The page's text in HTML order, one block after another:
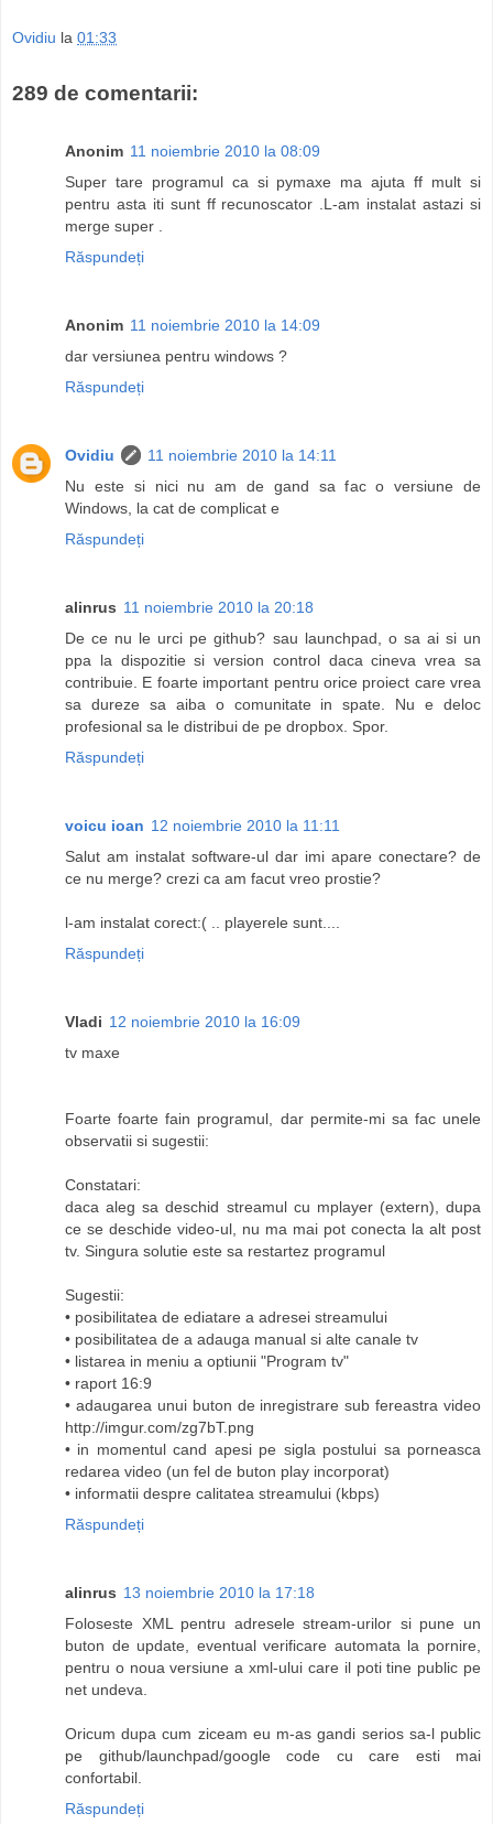
Ovidiu la 01:33
289 de comentarii:
Anonim 11 noiembrie 2010 la 08:09
Super tare programul ca si pymaxe ma ajuta ff mult si
pentru asta iti sunt ff recunoscator .L-am instalat astazi si
merge super .
Răspundeți
Anonim 11 noiembrie 2010 la 14:09
dar versiunea pentru windows ?
Răspundeți
Ovidiu
11 noiembrie 2010 la 14:11
Nu este si nici nu am de gand sa fac o versiune de
Windows, la cat de complicat e
Răspundeți
alinrus 11 noiembrie 2010 la 20:18
De ce nu le urci pe github? sau launchpad, o sa ai si un
ppa la dispozitie si version control daca cineva vrea sa
contribuie. E foarte important pentru orice proiect care vrea
sa dureze sa aiba o comunitate in spate. Nu e deloc
profesional sa le distribui de pe dropbox. Spor.
Răspundeți
voicu ioan 12 noiembrie 2010 la 11:11
Salut am instalat software-ul dar imi apare conectare? de
ce nu merge? crezi ca am facut vreo prostie?
l-am instalat corect:( .. playerele sunt....
Răspundeți
Vladi 12 noiembrie 2010 la 16:09
tv maxe
Foarte foarte fain programul, dar permite-mi sa fac unele
observatii si sugestii:
Constatari:
daca aleg sa deschid streamul cu mplayer (extern), dupa
ce se deschide video-ul, nu ma mai pot conecta la alt post
tv. Singura solutie este sa restartez programul
Sugestii:
• posibilitatea de ediatare a adresei streamului
• posibilitatea de a adauga manual si alte canale tv
• listarea in meniu a optiunii "Program tv"
• raport 16:9
• adaugarea unui buton de inregistrare sub fereastra video
http://imgur.com/zg7bT.png
• in momentul cand apesi pe sigla postului sa porneasca
redarea video (un fel de buton play incorporat)
• informatii despre calitatea streamului (kbps)
Răspundeți
alinrus 13 noiembrie 2010 la 17:18
Foloseste XML pentru adresele stream-urilor si pune un
buton de update, eventual verificare automata la pornire,
pentru o noua versiune a xml-ului care il poti tine public pe
net undeva.
Oricum dupa cum ziceam eu m-as gandi serios sa-l public
pe github/launchpad/google code cu care esti mai
confortabil.
Răspundeți